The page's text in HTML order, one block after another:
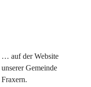
… auf der Website
unserer Gemeinde
Fraxern.